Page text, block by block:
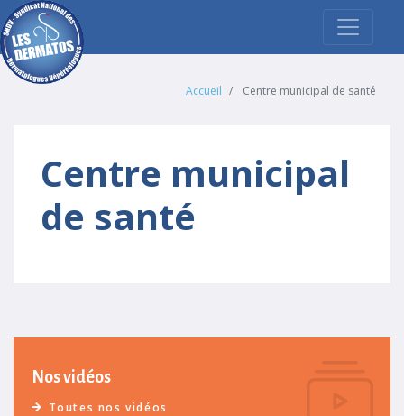
Accueil Centre municipal de santé
Centre municipal
de santé
Nos vidéos
Toutes nos vidéos